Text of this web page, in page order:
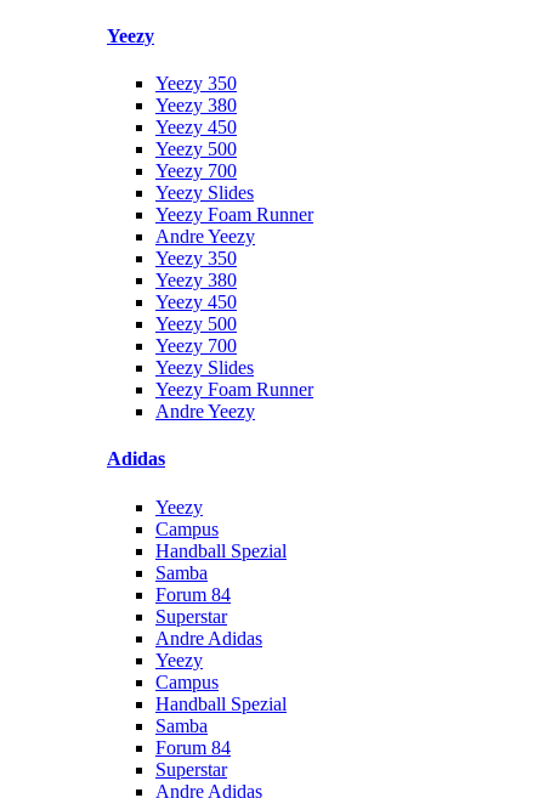
Yeezy
Yeezy 350
Yeezy 380
Yeezy 450
Yeezy 500
Yeezy 700
Yeezy Slides
Yeezy Foam Runner
Andre Yeezy
Yeezy 350
Yeezy 380
Yeezy 450
Yeezy 500
Yeezy 700
Yeezy Slides
Yeezy Foam Runner
Andre Yeezy
Adidas
Yeezy
Campus
Handball Spezial
Samba
Forum 84
Superstar
Andre Adidas
Yeezy
Campus
Handball Spezial
Samba
Forum 84
Superstar
Andre Adidas